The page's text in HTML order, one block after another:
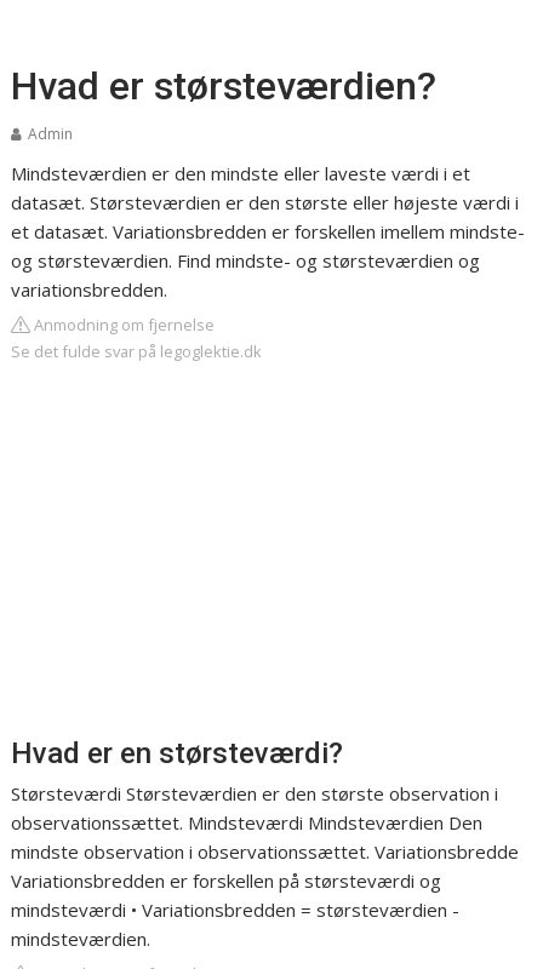
Hvad er størsteværdien?
Admin
Mindsteværdien er den mindste eller laveste værdi i et
datasæt. Størsteværdien er den største eller højeste værdi i
et datasæt. Variationsbredden er forskellen imellem mindste-
og størsteværdien. Find mindste- og størsteværdien og
variationsbredden.
Anmodning om fjernelse
Se det fulde svar på legoglektie.dk
Hvad er en størsteværdi?
Størsteværdi Størsteværdien er den største observation i
observationssættet. Mindsteværdi Mindsteværdien Den
mindste observation i observationssættet. Variationsbredde
Variationsbredden er forskellen på størsteværdi og
mindsteværdi • Variationsbredden = størsteværdien -
mindsteværdien.